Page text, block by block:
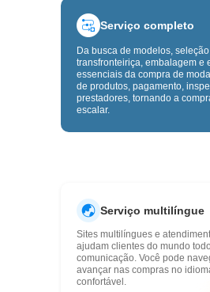
Serviço completo
Da busca de modelos,
transfronteiriça, embalagem e
essenciais da compra de
de produtos, pagamento,
prestadores, tornando a
escalar.
Serviço multilíngue
Sites multilíngues e
ajudam clientes do mundo
comunicação. Você pode
avançar nas compras no
confortável.